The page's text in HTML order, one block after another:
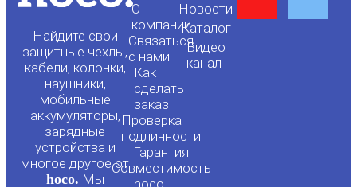
Найдите свои
защитные чехлы,
кабели, колонки,
наушники,
мобильные
аккумуляторы,
зарядные
устройства и
многое другое от
hoco. Мы
О
компании
Связаться
с нами
Как
сделать
заказ
Проверка
подлинности
Гарантия
Совместимость
Новости
Каталог
Видео
канал